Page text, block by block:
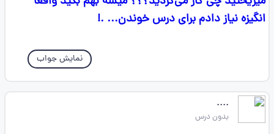
انگیزه نیاز دادم برای درس خوندن... .!
نمایش جواب
....
بدون درس